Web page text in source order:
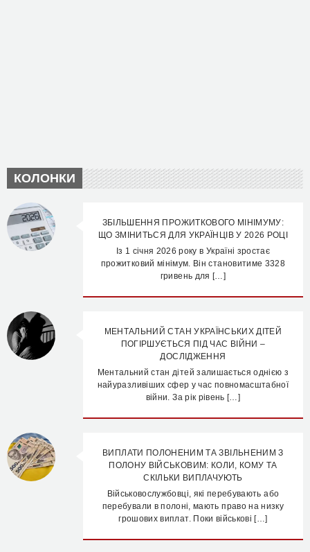
КОЛОНКИ
ЗБІЛЬШЕННЯ ПРОЖИТКОВОГО МІНІМУМУ:
ЩО ЗМІНИТЬСЯ ДЛЯ УКРАЇНЦІВ У 2026 РОЦІ
Із 1 січня 2026 року в Україні зростає
прожитковий мінімум. Він становитиме 3328
гривень для […]
МЕНТАЛЬНИЙ СТАН УКРАЇНСЬКИХ ДІТЕЙ
ПОГІРШУЄТЬСЯ ПІД ЧАС ВІЙНИ –
ДОСЛІДЖЕННЯ
Ментальний стан дітей залишається однією з
найуразливіших сфер у час повномасштабної
війни. За рік рівень […]
ВИПЛАТИ ПОЛОНЕНИМ ТА ЗВІЛЬНЕНИМ З
ПОЛОНУ ВІЙСЬКОВИМ: КОЛИ, КОМУ ТА
СКІЛЬКИ ВИПЛАЧУЮТЬ
Військовослужбовці, які перебувають або
перебували в полоні, мають право на низку
грошових виплат. Поки військові […]